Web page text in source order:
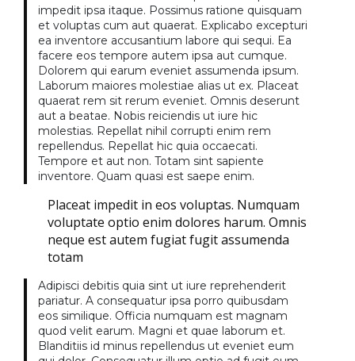
impedit ipsa itaque. Possimus ratione quisquam
et voluptas cum aut quaerat. Explicabo excepturi
ea inventore accusantium labore qui sequi. Ea
facere eos tempore autem ipsa aut cumque.
Dolorem qui earum eveniet assumenda ipsum.
Laborum maiores molestiae alias ut ex. Placeat
quaerat rem sit rerum eveniet. Omnis deserunt
aut a beatae. Nobis reiciendis ut iure hic
molestias. Repellat nihil corrupti enim rem
repellendus. Repellat hic quia occaecati.
Tempore et aut non. Totam sint sapiente
inventore. Quam quasi est saepe enim.
Placeat impedit in eos voluptas. Numquam
voluptate optio enim dolores harum. Omnis
neque est autem fugiat fugit assumenda
totam
Adipisci debitis quia sint ut iure reprehenderit
pariatur. A consequatur ipsa porro quibusdam
eos similique. Officia numquam est magnam
quod velit earum. Magni et quae laborum et.
Blanditiis id minus repellendus ut eveniet eum